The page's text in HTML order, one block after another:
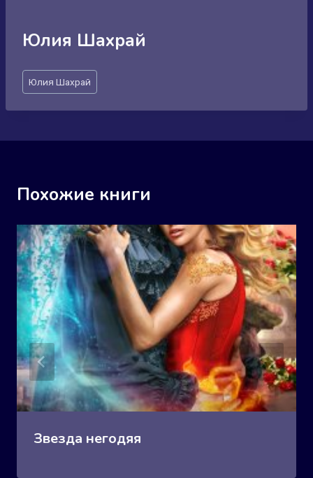
Юлия Шахрай
Метки
записи:
Юлия Шахрай
Похожие книги
Звезда негодяя